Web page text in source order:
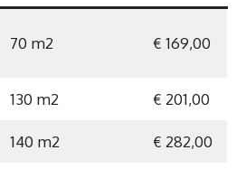
70 m2 € 169,00
130 m2 € 201,00
140 m2 € 282,00